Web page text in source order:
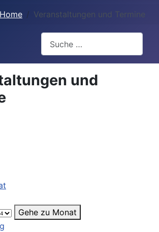
Home Veranstaltungen und Termine
und
Gehe zu Monat